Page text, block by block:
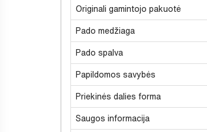
Originali gamintojo pakuotė
Pado medžiaga
Pado spalva
Papildomos savybės
Priekinės dalies forma
Saugos informacija